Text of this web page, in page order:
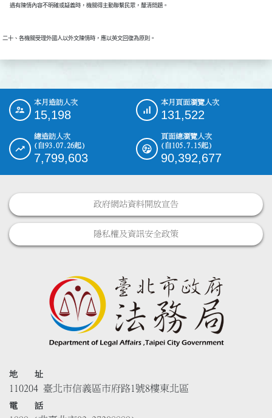
::: 本月造訪人次
15,198
本月頁面瀏覽人次
131,522
總造訪人次
(自93.07.26起)
7,799,603
頁面總瀏覽人次
(自105.7.15起)
90,392,677
政府網站資料開放宣告
隱私權及資訊安全政策
地 址
110204 臺北市信義區市府路1號8樓東北區
電 話